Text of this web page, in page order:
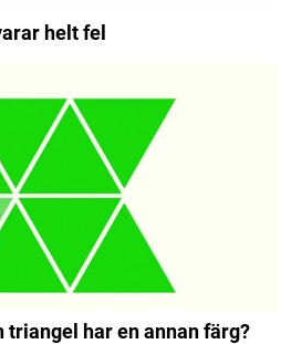
helt fel
triangel har en annan färg?